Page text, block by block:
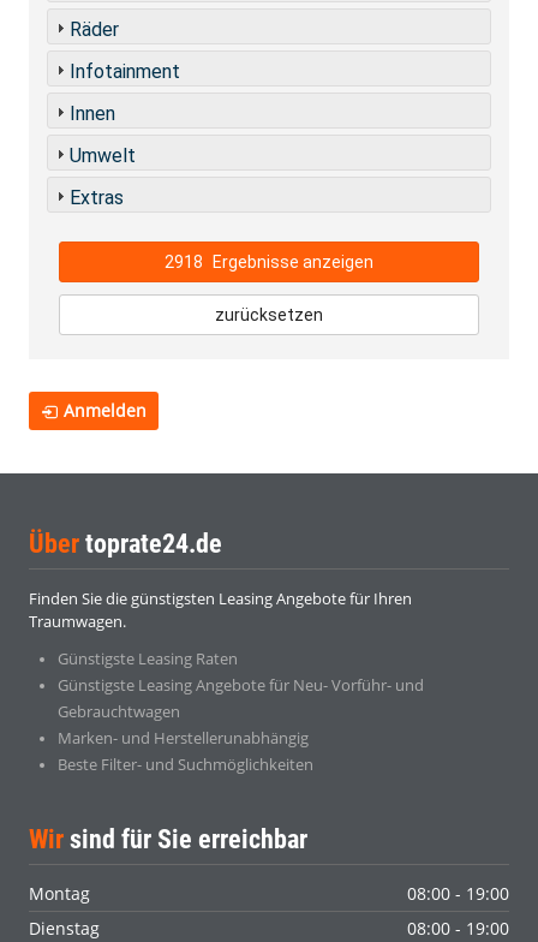
Räder
Infotainment
Innen
Umwelt
Extras
2918 Ergebnisse anzeigen
zurücksetzen
Anmelden
Über toprate24.de
Finden Sie die günstigsten Leasing Angebote für Ihren
Traumwagen.
Günstigste Leasing Raten
Günstigste Leasing Angebote für Neu- Vorführ- und
Gebrauchtwagen
Marken- und Herstellerunabhängig
Beste Filter- und Suchmöglichkeiten
Wir sind für Sie erreichbar
Montag
08:00 - 19:00
Dienstag
08:00 - 19:00